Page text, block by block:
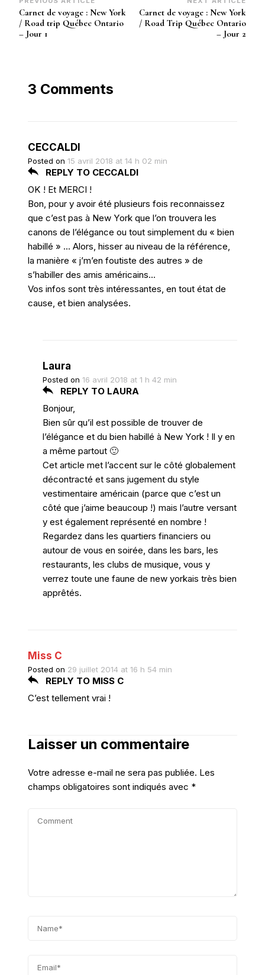
Post
Navigation
Carnet de voyage : New York
/ Road trip Québec Ontario
– Jour 1
Carnet de voyage : New York
/ Road Trip Québec Ontario
– Jour 2
3 Comments
CECCALDI
Posted on 15 avril 2018 at 14 h 02 min
REPLY TO CECCALDI
OK ! Et MERCI !
Bon, pour y avoir été plusieurs fois reconnaissez
que c’est pas à New York que l’on trouvera les
canons de l’élégance ou tout simplement du « bien
habillé » … Alors, hisser au niveau de la référence,
la manière « j’m’en foutiste des autres » de
s’habiller des amis américains…
Vos infos sont très intéressantes, en tout état de
cause, et bien analysées.
Laura
Posted on 16 avril 2018 at 1 h 42 min
REPLY TO LAURA
Bonjour,
Bien sûr qu’il est possible de trouver de
l’élégance et du bien habillé à New York ! Il y en
a même partout 🙂
Cet article met l’accent sur le côté globalement
décontracté et sans jugement du style
vestimentaire américain (parce que c’est un
côté que j’aime beaucoup !) mais l’autre versant
y est également représenté en nombre !
Regardez dans les quartiers financiers ou
autour de vous en soirée, dans les bars, les
restaurants, les clubs de musique, vous y
verrez toute une faune de new yorkais très bien
apprêtés.
Miss C
Posted on 29 juillet 2014 at 16 h 54 min
REPLY TO MISS C
C’est tellement vrai !
Laisser un commentaire
Votre adresse e-mail ne sera pas publiée. Les
champs obligatoires sont indiqués avec *